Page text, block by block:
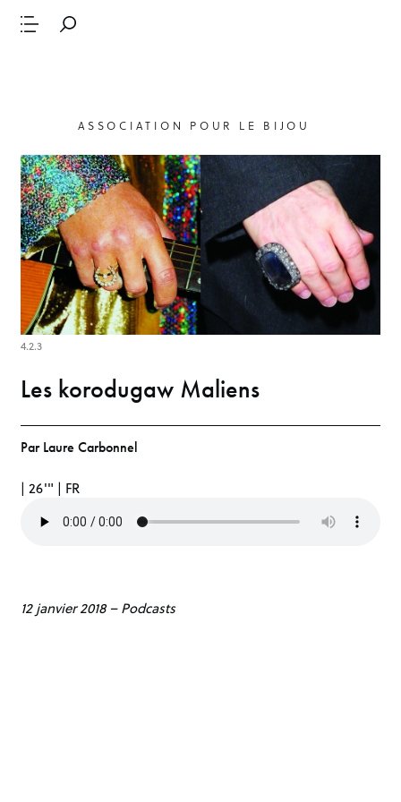
ASSOCIATION POUR LE BIJOU
4.2.3
Les korodugaw Maliens
Par Laure Carbonnel
| 26'" | FR
12 janvier 2018–Podcasts